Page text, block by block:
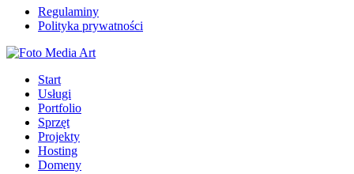
Regulaminy
Polityka prywatności
Start
Usługi
Portfolio
Sprzęt
Projekty
Hosting
Domeny